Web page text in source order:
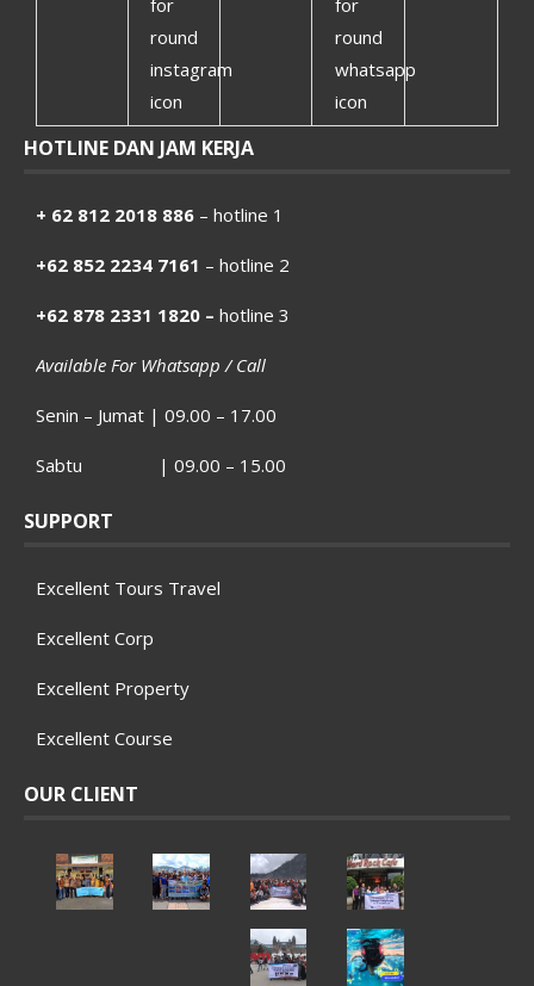
HOTLINE DAN JAM KERJA
+ 62 812 2018 886 – hotline 1
+62 852 2234 7161 – hotline 2
+62 878 2331 1820 – hotline 3
Available For Whatsapp / Call
Senin – Jumat | 09.00 – 17.00
Sabtu | 09.00 – 15.00
SUPPORT
Excellent Tours Travel
Excellent Corp
Excellent Property
Excellent Course
OUR CLIENT